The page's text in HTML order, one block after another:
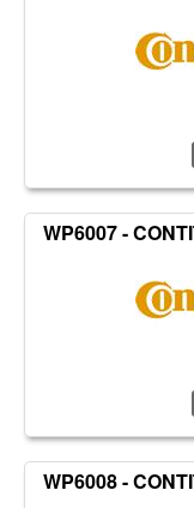
WP6007 -
WP6008 -